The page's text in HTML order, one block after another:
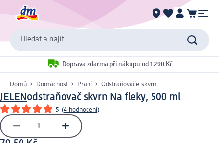
Hledat a najít
Doprava zdarma při nákupu od 1 290 Kč
Domů Domácnost Praní Odstraňovače skvrn
JELENodstraňovač skvrn Na fleky, 500 ml
5 (4 hodnocení)